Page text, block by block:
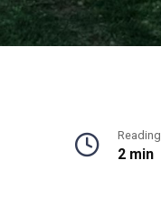
Reading
2 min